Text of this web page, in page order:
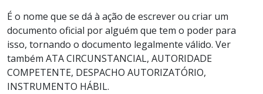
É o nome que se dá à ação de escrever ou criar um
documento oficial por alguém que tem o poder para
isso, tornando o documento legalmente válido. Ver
também ATA CIRCUNSTANCIAL, AUTORIDADE
COMPETENTE, DESPACHO AUTORIZATÓRIO,
INSTRUMENTO HÁBIL.